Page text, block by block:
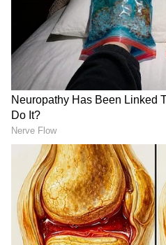
2010ರ ಬಳಿಕ ಇದಕ್ಕೆ
(central Govt)
ಬಿಡುಗಡೆಯಾಗಿಲ್ಲ
ಅಪ್ಡೇಟ್‌ಗಳಿಗಾಗಿ
ಮಾಡಿ. ಬ್ರೇಕಿಂಗ್ ಸುದ್ದಿ (
ವಿಶೇಷ ವರದಿಗಳು ಮತ್ತು
( kannada news live)
ಕ್ಲಿಕ್‌ನಲ್ಲಿ ಲಭ್ಯ. ಏಷ್ಯಾನೆಟ್
ಆ್ಯಪ್ ಡೌನ್‌ಲೋಡ್ ಮಾಡಿ
ಗಳನ್ನು ಪಡೆಯಿರಿ